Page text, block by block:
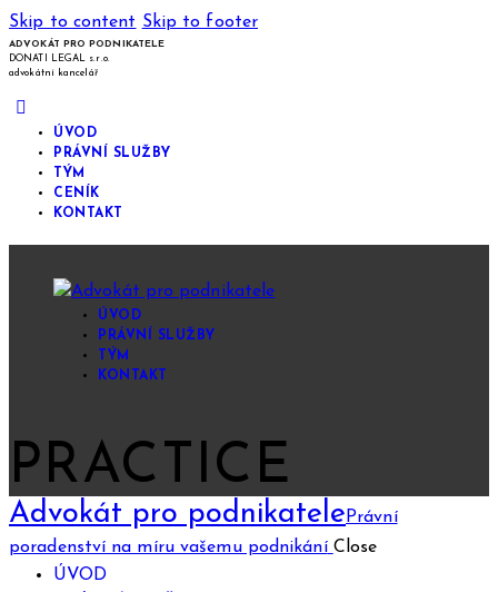
Skip to content Skip to footer
ADVOKÁT PRO PODNIKATELE
DONATI LEGAL s.r.o.
advokátní kancelář
ÚVOD
PRÁVNÍ SLUŽBY
TÝM
CENÍK
KONTAKT
ÚVOD
PRÁVNÍ SLUŽBY
TÝM
KONTAKT
PRACTICE
Advokát pro podnikatele Právní
poradenství na míru vašemu podnikání Close
ÚVOD